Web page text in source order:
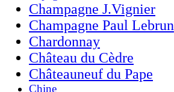
Champagne J.Vignier
Champagne Paul Lebrun
Chardonnay
Château du Cèdre
Châteauneuf du Pape
Chine